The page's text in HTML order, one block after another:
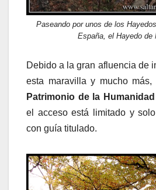
Paseando por unos de los
España, el Hayedo de
Debido a la gran afluencia de
esta maravilla y mucho más,
Patrimonio de la Humanidad
el acceso está limitado y
con guía titulado.